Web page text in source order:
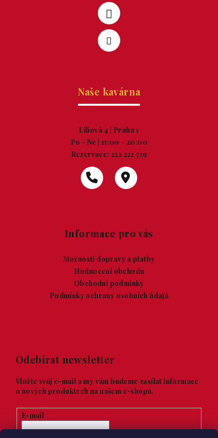
Naše kavárna
Liliová 4 | Praha 1
Po - Ne | 11:00 - 20:00
Rezervace: 222 222 519
Informace pro vás
Možnosti dopravy a platby
Hodnocení obchodu
Obchodní podmínky
Podmínky ochrany osobních údajů
Odebírat newsletter
Vložte svůj e-mail a my vám budeme zasílat informace
o nových produktech na našem e-shopu.
E-mail